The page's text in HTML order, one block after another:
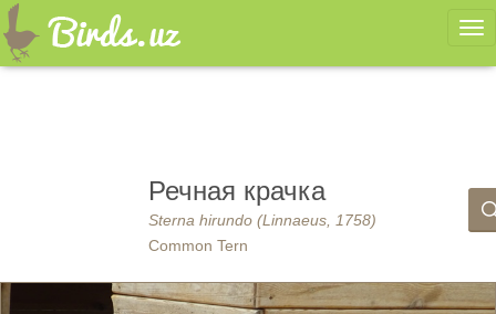
Речная крачка
Sterna hirundo (Linnaeus, 1758)
Common Tern